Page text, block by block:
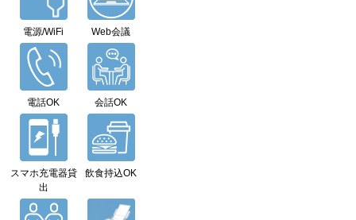
電源/WiFi Web会議
電話OK 会話OK
スマホ充電器貸
出
飲食持込OK